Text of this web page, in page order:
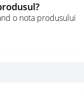
o nota produsului